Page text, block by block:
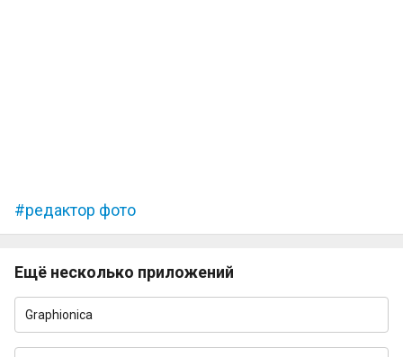
редактор фото
Ещё несколько приложений
Graphionica